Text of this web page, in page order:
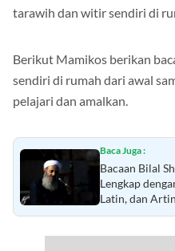
tarawih dan witir sendiri di
Berikut Mamikos berikan
sendiri di rumah dari awal
pelajari dan amalkan.
Baca Juga :
Bacaan Bilal
Lengkap
Latin, dan